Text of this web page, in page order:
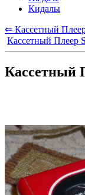
Кидалы
⇐ Кассетный
Кассетный Плеер
Кассетный